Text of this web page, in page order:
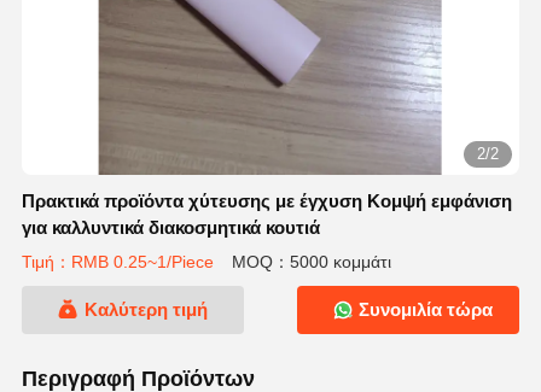
2/2
Πρακτικά προϊόντα χύτευσης με έγχυση Κομψή εμφάνιση
για καλλυντικά διακοσμητικά κουτιά
Τιμή：RMB 0.25~1/Piece MOQ：5000 κομμάτι
Καλύτερη τιμή Συνομιλία τώρα
Περιγραφή Προϊόντων